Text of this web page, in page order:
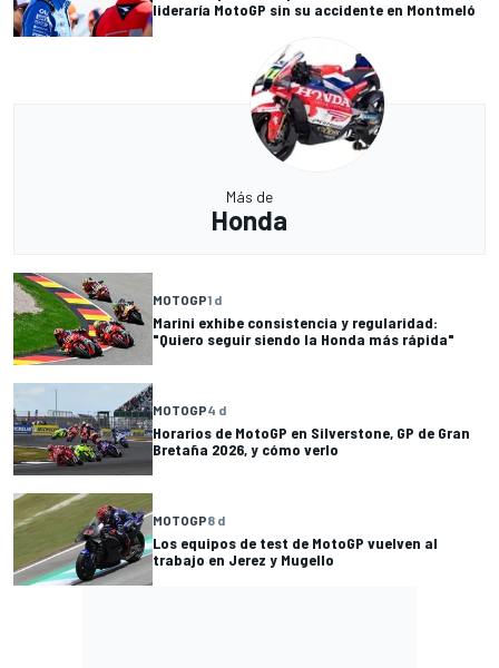
lideraría MotoGP sin su accidente en Montmeló
Más de
Honda
MOTOGP1 d
Marini exhibe consistencia y regularidad:
"Quiero seguir siendo la Honda más rápida"
MOTOGP4 d
Horarios de MotoGP en Silverstone, GP de Gran
Bretaña 2026, y cómo verlo
MOTOGP8 d
Los equipos de test de MotoGP vuelven al
trabajo en Jerez y Mugello